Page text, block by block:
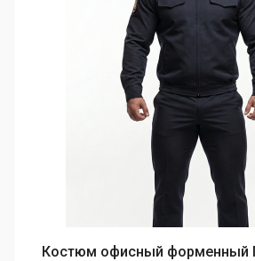
Костюм офисный